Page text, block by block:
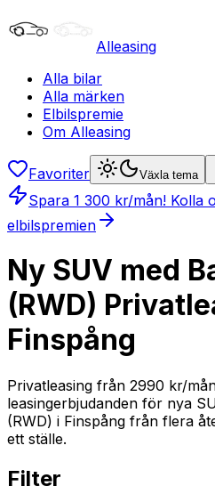
Alleasing
Alla bilar
Alla märken
Elbilspremie
Om Alleasing
Favoriter Växla tema
Spara 1 300 kr/mån! Kolla
elbilspremien
Ny SUV med
(RWD)
Finspång
Privatleasing från 2990 kr/
leasingerbjudanden för nya
(RWD) i Finspång från flera
ett ställe.
Filter